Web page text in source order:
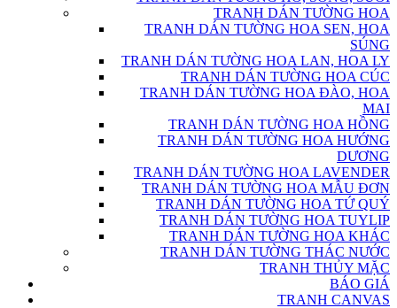
TRANH DÁN TƯỜNG HOA
TRANH DÁN TƯỜNG HOA SEN, HOA
SÚNG
TRANH DÁN TƯỜNG HOA LAN, HOA LY
TRANH DÁN TƯỜNG HOA CÚC
TRANH DÁN TƯỜNG HOA ĐÀO, HOA
MAI
TRANH DÁN TƯỜNG HOA HỒNG
TRANH DÁN TƯỜNG HOA HƯỚNG
DƯƠNG
TRANH DÁN TƯỜNG HOA LAVENDER
TRANH DÁN TƯỜNG HOA MẪU ĐƠN
TRANH DÁN TƯỜNG HOA TỨ QUÝ
TRANH DÁN TƯỜNG HOA TUYLIP
TRANH DÁN TƯỜNG HOA KHÁC
TRANH DÁN TƯỜNG THÁC NƯỚC
TRANH THỦY MẶC
BÁO GIÁ
TRANH CANVAS